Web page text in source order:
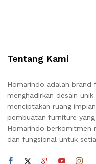
Tentang Kami
Homarindo adalah brand
menghadirkan desain
menciptakan ruang
pembuatan furniture
Homarindo berkomitmen
dan fungsional untuk